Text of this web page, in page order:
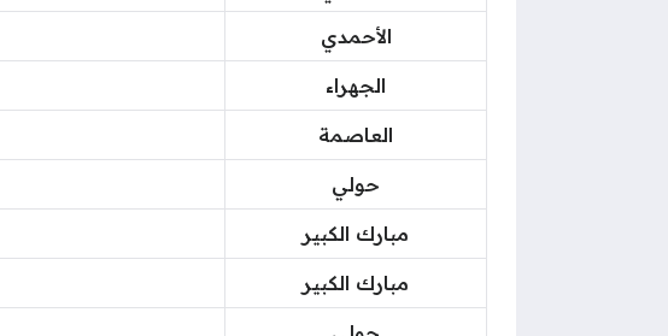
الأحمدي
الجهراء
العاصمة
حولي
مبارك الكبير
مبارك الكبير